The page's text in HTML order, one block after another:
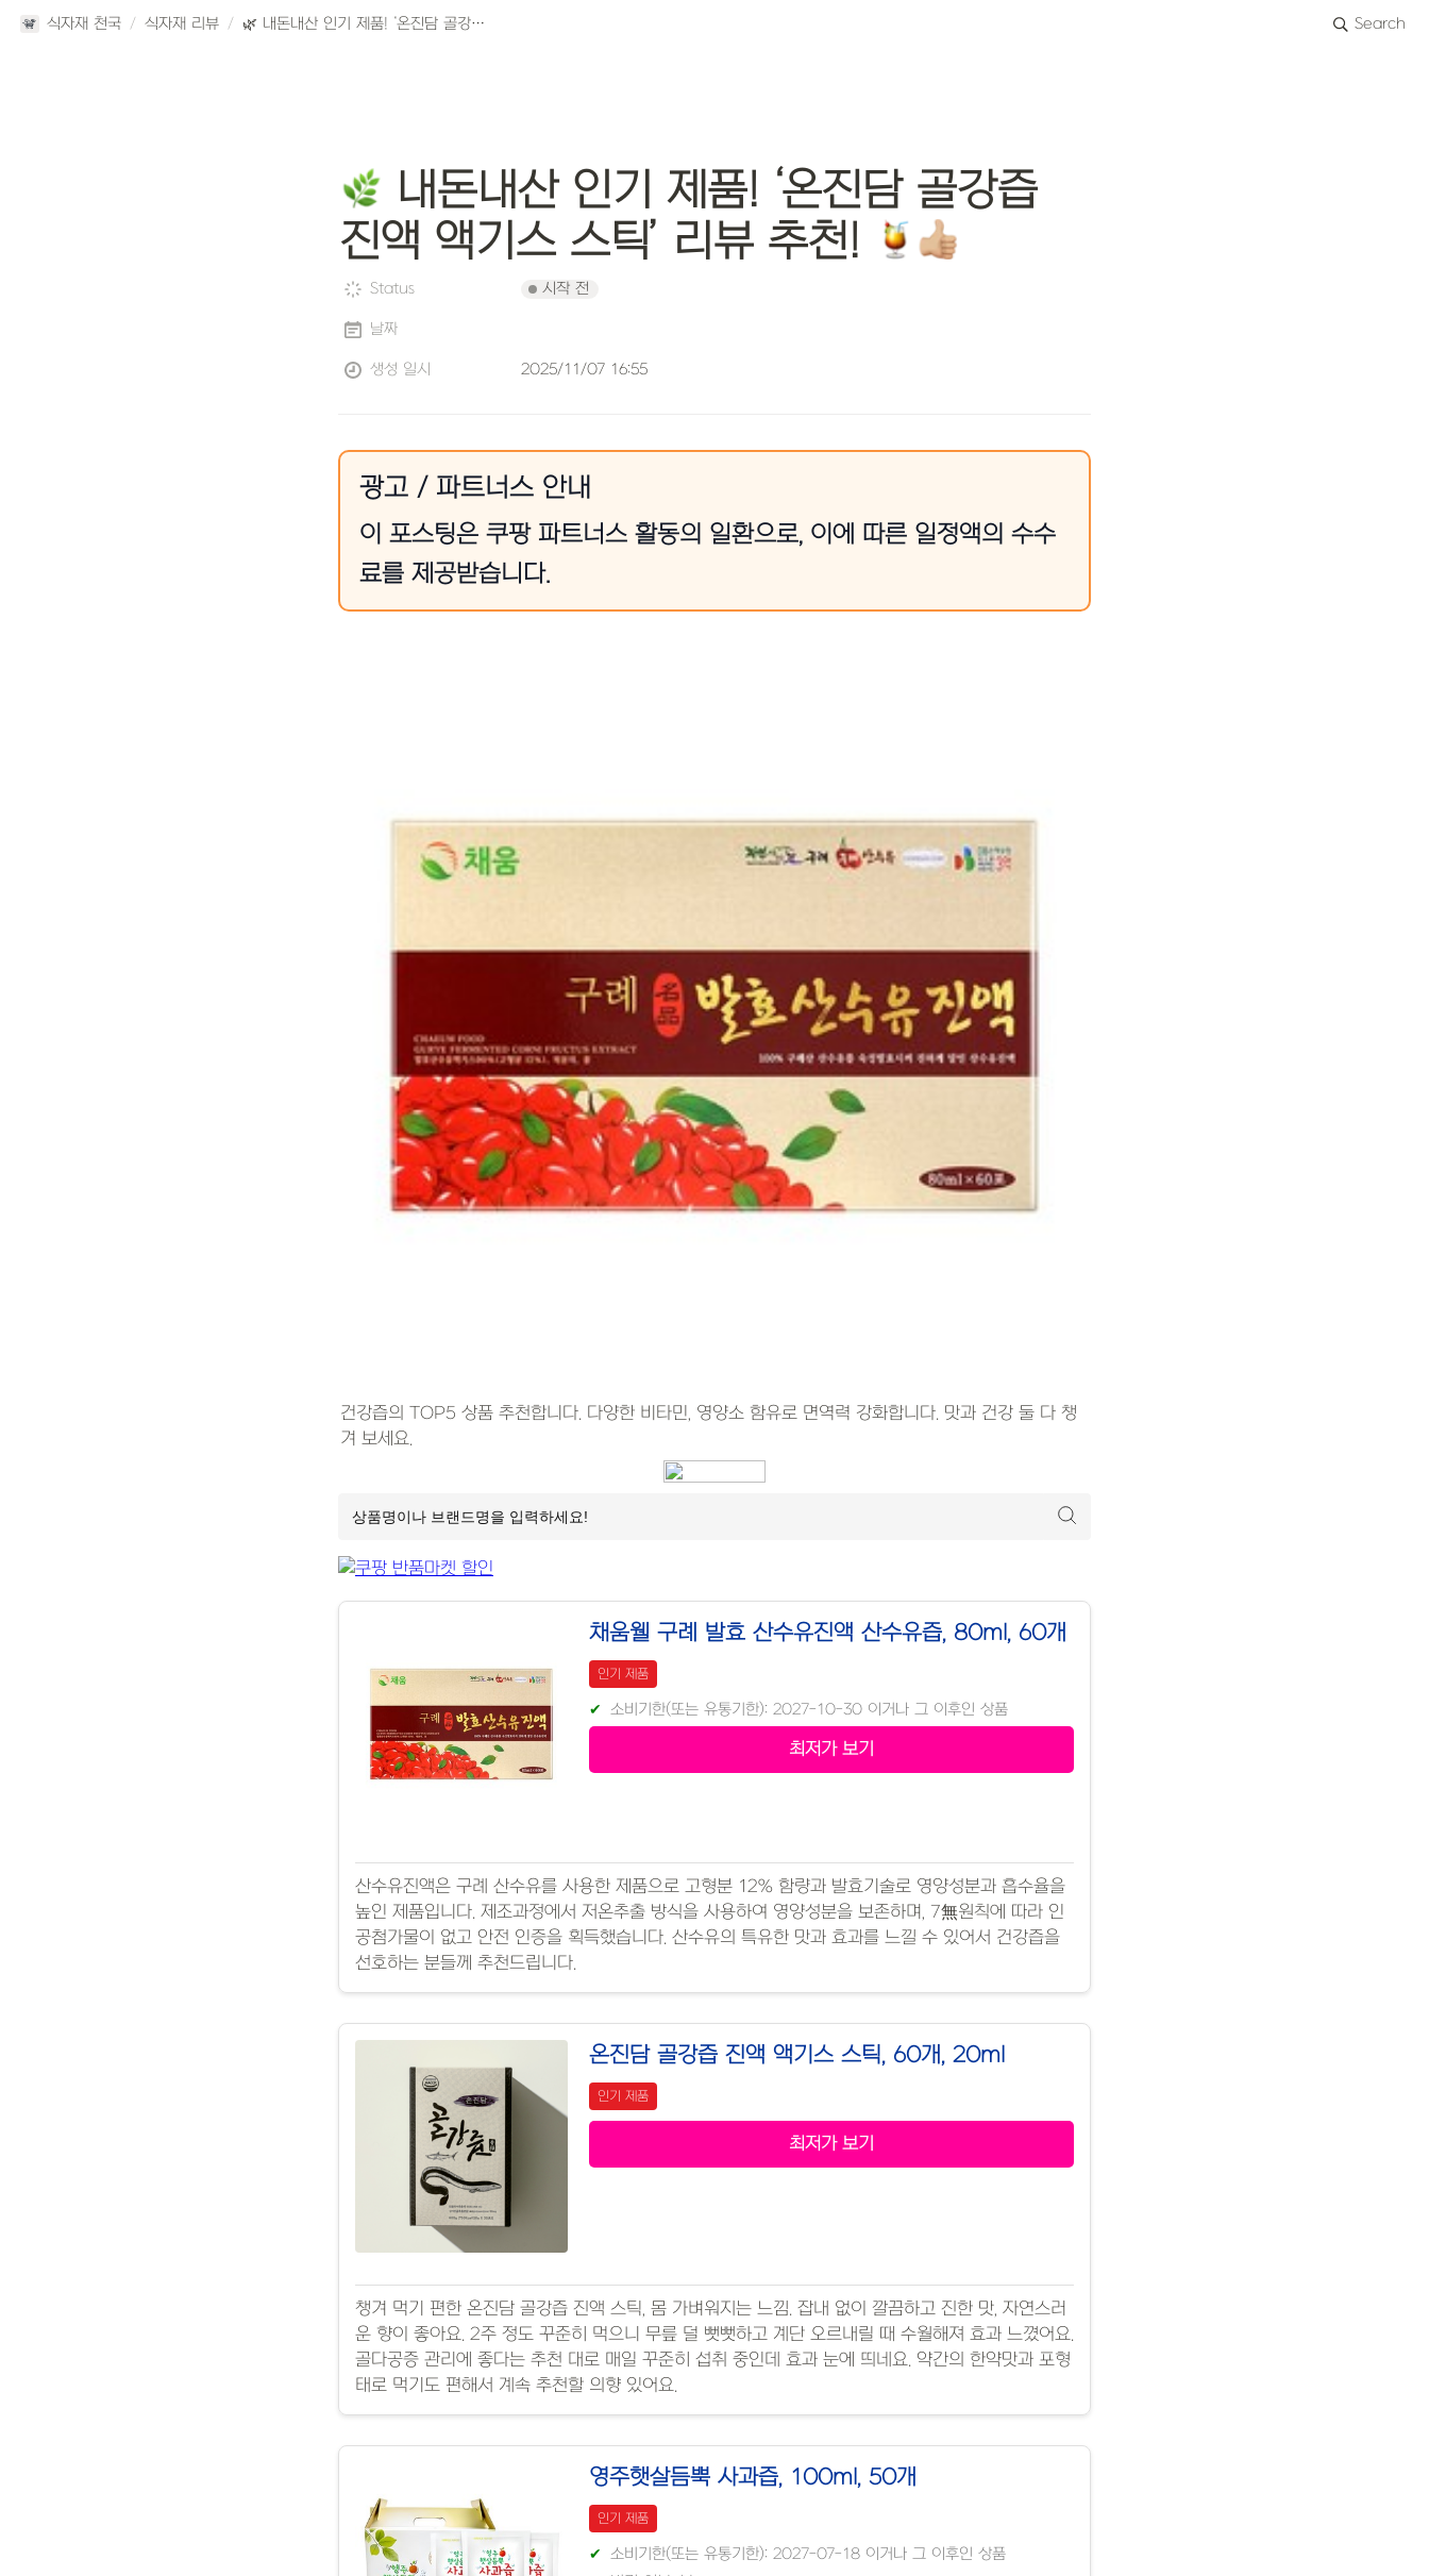
식자재 천국 / 식자재 리뷰 / 🌿 내돈내산 인기 제품! ‘온진담 골강즙 진액 액기스 스틱’ 리뷰 추천! 🍹👍🏼 Search
내돈내산 인기 제품! ‘온진담 골강즙
진액 액기스 스틱’ 리뷰 추천!
Status 시작 전
날짜
생성 일시 2025/11/07 16:55
광고 / 파트너스 안내
이 포스팅은 쿠팡 파트너스 활동의 일환으로, 이에 따른 일정액의 수수
료를 제공받습니다.
건강즙의 TOP5 상품 추천합니다. 다양한 비타민, 영양소 함유로 면역력 강화합니다. 맛과 건강 둘 다 챙
겨 보세요.
채움웰 구례 발효 산수유진액 산수유즙, 80ml, 60개
인기 제품
소비기한(또는 유통기한): 2027-10-30 이거나 그 이후인 상품
최저가 보기
산수유진액은 구례 산수유를 사용한 제품으로 고형분 12% 함량과 발효기술로 영양성분과 흡수율을
높인 제품입니다. 제조과정에서 저온추출 방식을 사용하여 영양성분을 보존하며, 7無원칙에 따라 인
공첨가물이 없고 안전 인증을 획득했습니다. 산수유의 특유한 맛과 효과를 느낄 수 있어서 건강즙을
선호하는 분들께 추천드립니다.
온진담 골강즙 진액 액기스 스틱, 60개, 20ml
인기 제품
최저가 보기
챙겨 먹기 편한 온진담 골강즙 진액 스틱, 몸 가벼워지는 느낌. 잡내 없이 깔끔하고 진한 맛, 자연스러
운 향이 좋아요. 2주 정도 꾸준히 먹으니 무릎 덜 뻣뻣하고 계단 오르내릴 때 수월해져 효과 느꼈어요.
골다공증 관리에 좋다는 추천 대로 매일 꾸준히 섭취 중인데 효과 눈에 띄네요. 약간의 한약맛과 포형
태로 먹기도 편해서 계속 추천할 의향 있어요.
영주햇살듬뿍 사과즙, 100ml, 50개
인기 제품
소비기한(또는 유통기한): 2027-07-18 이거나 그 이후인 상품